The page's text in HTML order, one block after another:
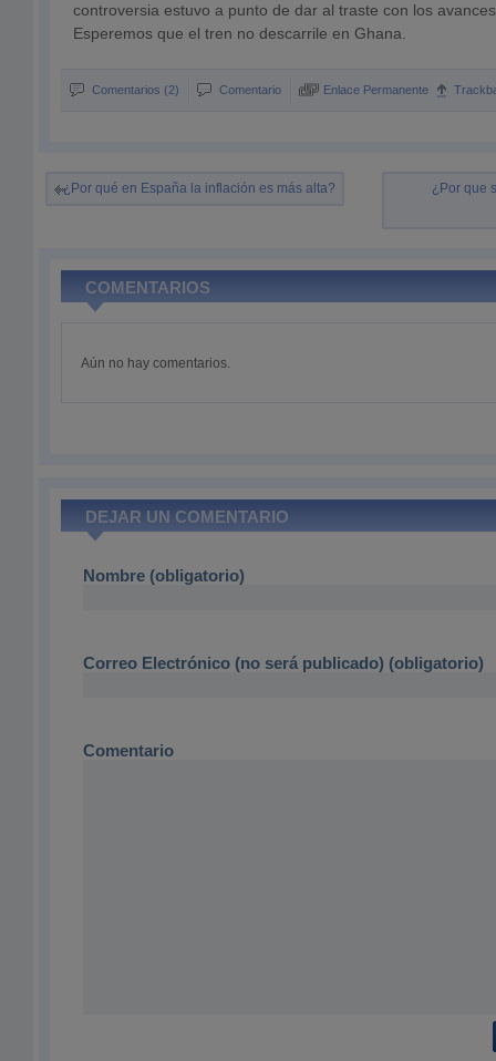
controversia estuvo a punto de dar al traste con los
Esperemos que el tren no descarrile en Ghana.
Comentarios (2) Comentario Enlace Permanente
¿Por qué en España la inflación es más alta? ¿Por que
COMENTARIOS
Aún no hay comentarios.
DEJAR UN COMENTARIO
Nombre (obligatorio)
Correo Electrónico (no será publicado) (obligatorio)
Comentario